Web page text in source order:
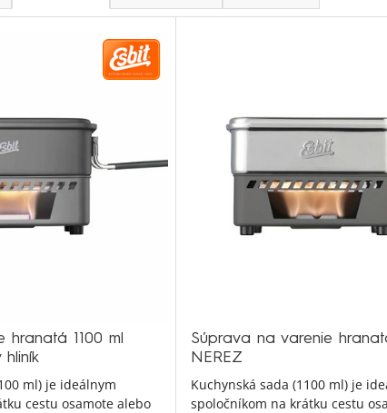
hranatá 1100 ml
ml) je ideálnym
cestu osamote alebo
Súprava na varenie
NEREZ
Kuchynská sada (1100 ml) je
spoločníkom na krátku cestu